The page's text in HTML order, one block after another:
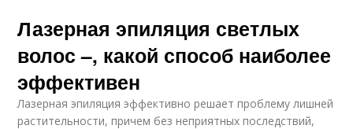
Лазерная эпиляция светлых
волос –, какой способ наиболее
эффективен
Лазерная эпиляция эффективно решает проблему лишней
растительности, причем без неприятных последствий,